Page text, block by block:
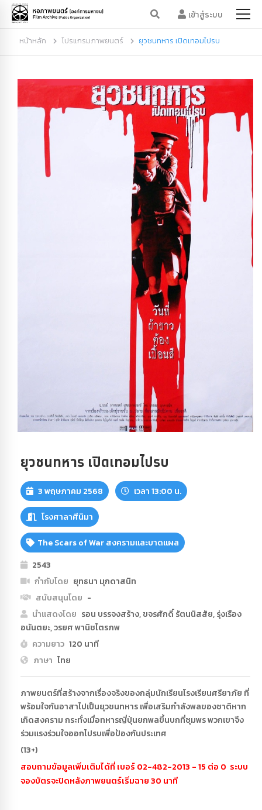
เข้าสู่ระบบ
หน้าหลัก โปรแกรมภาพยนตร์ ยุวชนทหาร เปิดเทอมไปรบ
ยุวชนทหาร เปิดเทอมไปรบ
3 พฤษภาคม 2568 เวลา 13:00 น.
โรงศาลาศีนิมา
The Scars of War สงครามและบาดแผล
2543
กำกับโดย ยุทธนา มุกดาสนิท
สนับสนุนโดย -
นำแสดงโดย รอน บรรจงสร้าง, ขจรศักดิ์ รัตนนิสสัย, รุ่งเรือง
อนันตยะ, วรยศ พานิชไตรภพ
ความยาว 120 นาที
ภาษา ไทย
ภาพยนตร์ที่สร้างจากเรื่องจริงของกลุ่มนักเรียนโรงเรียนศรียาภัย ที่
พร้อมใจกันอาสาไปเป็นยุวชนทหาร เพื่อเสริมกำลังพลของชาติหาก
เกิดสงคราม กระทั่งเมื่อทหารญี่ปุ่นยกพลขึ้นบกที่ชุมพร พวกเขาจึง
ร่วมแรงร่วมใจออกไปรบเพื่อป้องกันประเทศ
(13+)
สอบถามข้อมูลเพิ่มเติมได้ที่ เบอร์ 02-482-2013 - 15 ต่อ 0 ระบบ
จองบัตรจะปิดหลังภาพยนตร์เริ่มฉาย 30 นาที